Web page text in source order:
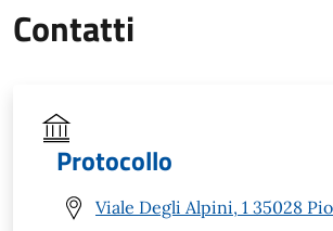
Contatti
Protocollo
Viale Degli Alpini, 1 35028